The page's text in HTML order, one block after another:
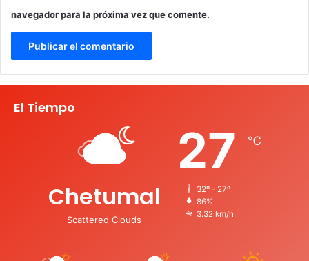
navegador para la próxima vez que comente.
El Tiempo
Chetumal
Scattered Clouds
27 ℃
32º - 27º
86%
3.32 km/h